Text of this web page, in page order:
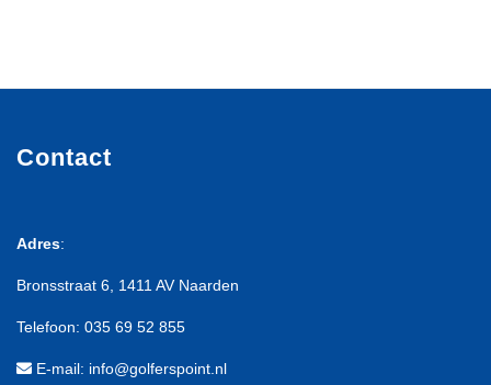
Contact
Adres:
Bronsstraat 6, 1411 AV Naarden
Telefoon: 035 69 52 855
E-mail: info@golferspoint.nl